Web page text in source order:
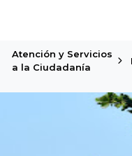
Atención y Servicios
a la Ciudadanía